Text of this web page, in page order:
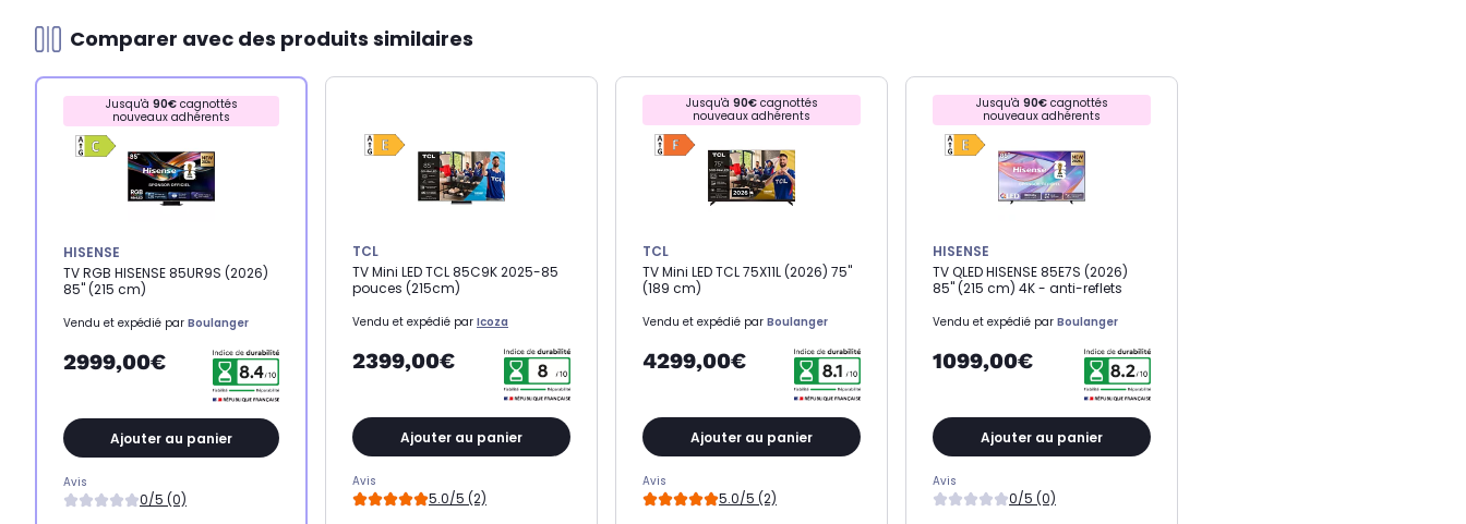
Comparer avec des produits similaires
Jusqu'à 90€cagnottés
nouveaux adhérents
HISENSE
TV RGB HISENSE 85UR9S (2026)
85" (215 cm)
Vendu et expédié par Boulanger
2999,00€
Ajouter au panier
Avis
0/5 (0)
TCL
TV Mini LED TCL 85C9K 2025-85
pouces (215cm)
Vendu et expédié par Icoza
2399,00€
Ajouter au panier
Avis
5.0/5 (2)
Jusqu'à 90€cagnottés
nouveaux adhérents
TCL
TV Mini LED TCL 75X11L (2026) 75"
(189 cm)
Vendu et expédié par Boulanger
4299,00€
Ajouter au panier
Avis
5.0/5 (2)
Jusqu'à 90€cagnottés
nouveaux adhérents
HISENSE
TV QLED HISENSE 85E7S (2026)
85" (215 cm) 4K - anti-reflets
Vendu et expédié par Boulanger
1099,00€
Ajouter au panier
Avis
0/5 (0)